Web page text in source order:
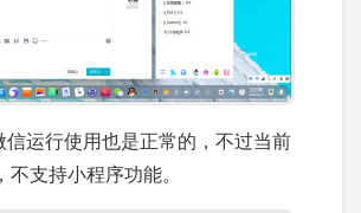
信运行使用也是正常的，不过当前
支持小程序功能。